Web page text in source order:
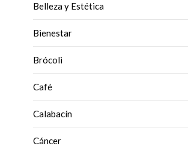
Belleza y Estética
Bienestar
Brócoli
Café
Calabacín
Cáncer